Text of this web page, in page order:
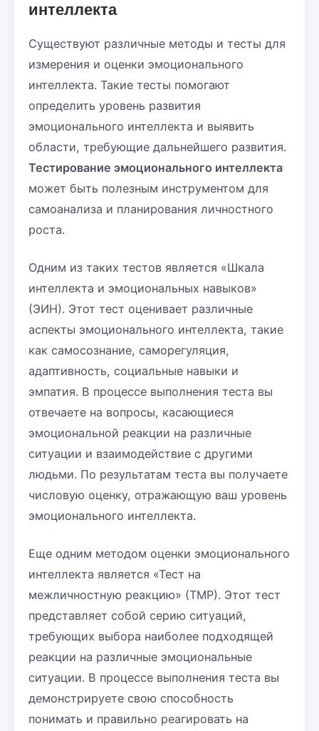
интеллекта
Существуют различные методы и тесты для
измерения и оценки эмоционального
интеллекта. Такие тесты помогают
определить уровень развития
эмоционального интеллекта и выявить
области, требующие дальнейшего развития.
Тестирование эмоционального интеллекта
может быть полезным инструментом для
самоанализа и планирования личностного
роста.
Одним из таких тестов является «Шкала
интеллекта и эмоциональных навыков»
(ЭИН). Этот тест оценивает различные
аспекты эмоционального интеллекта, такие
как самосознание, саморегуляция,
адаптивность, социальные навыки и
эмпатия. В процессе выполнения теста вы
отвечаете на вопросы, касающиеся
эмоциональной реакции на различные
ситуации и взаимодействие с другими
людьми. По результатам теста вы получаете
числовую оценку, отражающую ваш уровень
эмоционального интеллекта.
Еще одним методом оценки эмоционального
интеллекта является «Тест на
межличностную реакцию» (ТМР). Этот тест
представляет собой серию ситуаций,
требующих выбора наиболее подходящей
реакции на различные эмоциональные
ситуации. В процессе выполнения теста вы
демонстрируете свою способность
понимать и правильно реагировать на